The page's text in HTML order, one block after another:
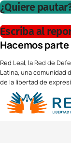
¿Quiere
Escriba al
Hacemos parte
Red Leal, la Red de
Latina, una comunidad
de la libertad de